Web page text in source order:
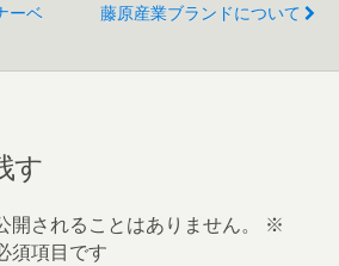
ーベ
藤原産業ブランドについて
す
されることはありません。
※
須項目です